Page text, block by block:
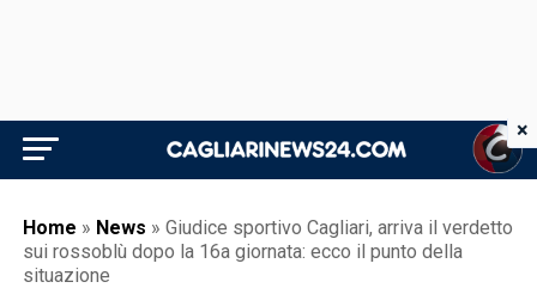
Home » News » Giudice sportivo Cagliari, arriva il verdetto
sui rossoblù dopo la 16a giornata: ecco il punto della
situazione
×